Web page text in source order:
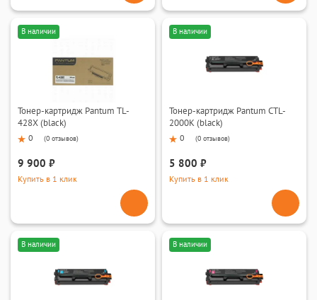
В наличии
Тонер-картридж Pantum TL-
428X (black)
0 (0 отзывов)
9 900 ₽
Купить в 1 клик
В наличии
Тонер-картридж Pantum CTL-
2000K (black)
0 (0 отзывов)
5 800 ₽
Купить в 1 клик
В наличии В наличии